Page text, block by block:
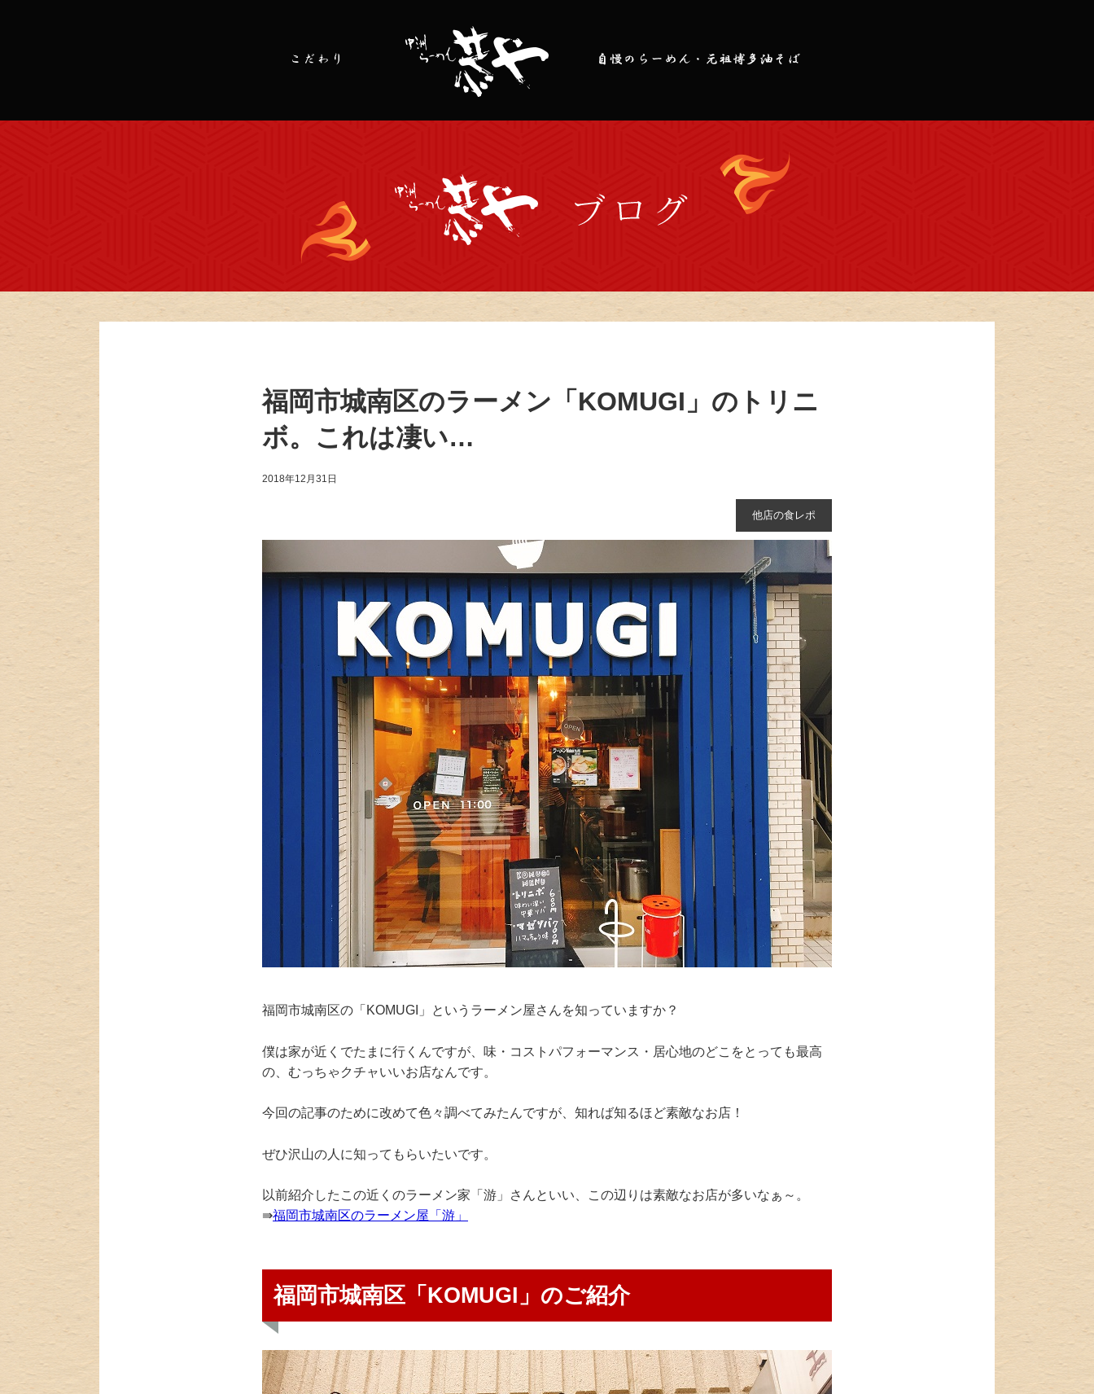
福岡市城南区のラーメン「KOMUGI」のトリニ
ボ。これは凄い…
2018年12月31日
他店の食レポ
福岡市城南区の「KOMUGI」というラーメン屋さんを知っていますか？
僕は家が近くでたまに行くんですが、味・コストパフォーマンス・居心地のどこをとっても最高
の、むっちゃクチャいいお店なんです。
今回の記事のために改めて色々調べてみたんですが、知れば知るほど素敵なお店！
ぜひ沢山の人に知ってもらいたいです。
以前紹介したこの近くのラーメン家「游」さんといい、この辺りは素敵なお店が多いなぁ～。
⇛福岡市城南区のラーメン屋「游」
福岡市城南区「KOMUGI」のご紹介